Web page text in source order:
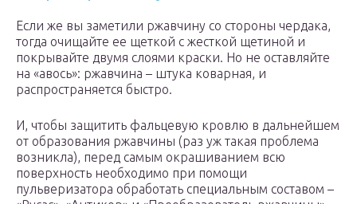
Если же вы заметили ржавчину со стороны чердака,
тогда очищайте ее щеткой с жесткой щетиной и
покрывайте двумя слоями краски. Но не оставляйте
на «авось»: ржавчина – штука коварная, и
распространяется быстро.
И, чтобы защитить фальцевую кровлю в дальнейшем
от образования ржавчины (раз уж такая проблема
возникла), перед самым окрашиванием всю
поверхность необходимо при помощи
пульверизатора обработать специальным составом –